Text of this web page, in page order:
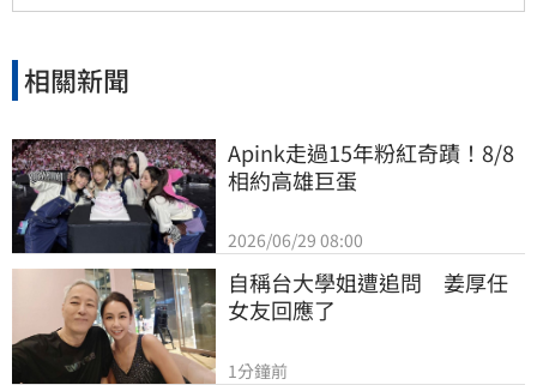
相關新聞
Apink走過15年粉紅奇蹟！8/8
相約高雄巨蛋
2026/06/29 08:00
自稱台大學姐遭追問　姜厚任
女友回應了
1分鐘前